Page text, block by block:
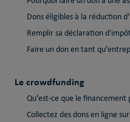
Dons éligibles à la réduction
Remplir sa déclaration
Faire un don en tant
Le crowdfunding
Qu’est-ce que le
Collectez des dons en ligne